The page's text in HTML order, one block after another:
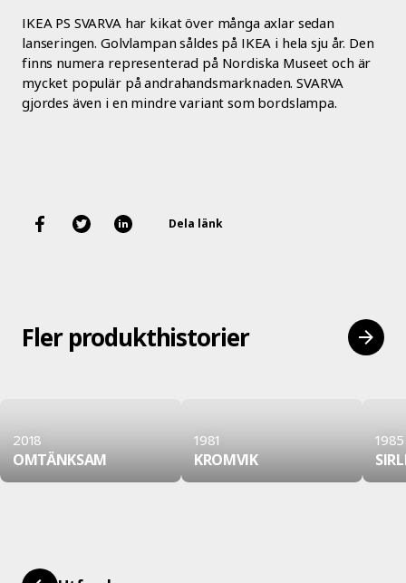
IKEA PS SVARVA har kikat över många axlar sedan
lanseringen. Golvlampan såldes på IKEA i hela sju år. Den
finns numera representerad på Nordiska Museet och är
mycket populär på andrahandsmarknaden. SVARVA
gjordes även i en mindre variant som bordslampa.
Dela länk
Fler produkthistorier
2018
OMTÄNKSAM
1981
KROMVIK
1985